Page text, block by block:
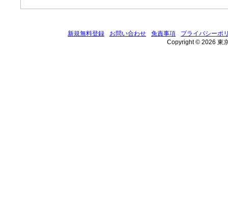
新規無料登録 お問い合わせ 免責事項
プライバシーポ
Copyright © 2026 東